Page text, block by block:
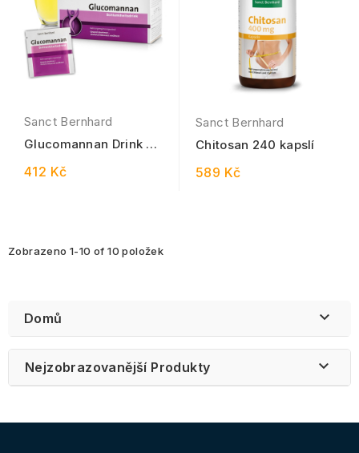
Sanct Bernhard
Glucomannan Drink 42
412 Kč
Sanct Bernhard
Chitosan 240 kapslí
589 Kč
Zobrazeno 1-10 of 10 položek
Domů 
Nejzobrazovanější Produkty 